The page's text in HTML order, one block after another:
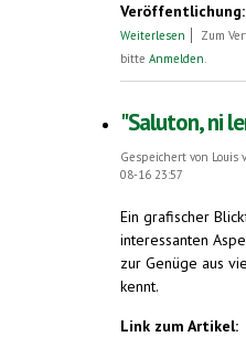
Veröffentlichung:
Weiterlesen überZum
bitte Anmelden.
"Saluton, ni
Gespeichert von Louis
08-16 23:57
Ein grafischer
interessanten
zur Genüge aus
kennt.
Link zum Artikel: